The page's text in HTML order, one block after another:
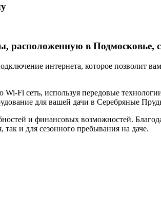
в Подмосковье,
интернета, которое позволит
Fi сеть, используя передовые
для вашей дачи в Серебряные
и финансовых возможностей.
и для сезонного пребывания на даче.